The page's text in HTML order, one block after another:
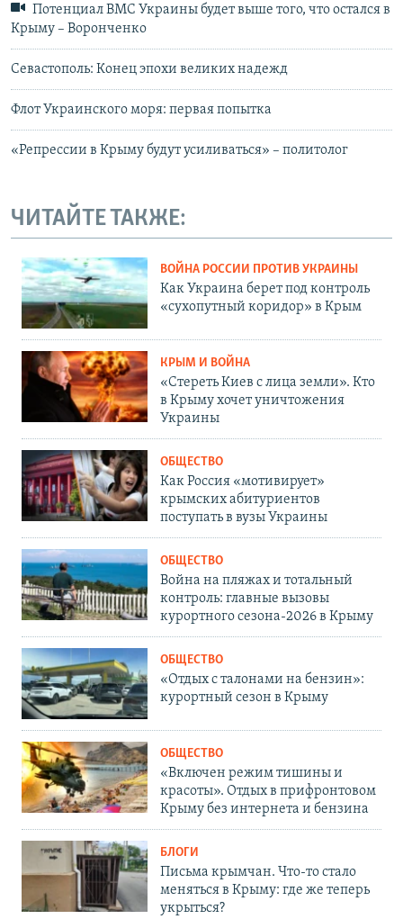
Потенциал ВМС Украины будет выше того, что остался в
Крыму – Воронченко
Севастополь: Конец эпохи великих надежд
Флот Украинского моря: первая попытка
«Репрессии в Крыму будут усиливаться» – политолог
ЧИТАЙТЕ ТАКЖЕ:
ВОЙНА РОССИИ ПРОТИВ УКРАИНЫ
Как Украина берет под контроль
«сухопутный коридор» в Крым
КРЫМ И ВОЙНА
«Стереть Киев с лица земли». Кто
в Крыму хочет уничтожения
Украины
ОБЩЕСТВО
Как Россия «мотивирует»
крымских абитуриентов
поступать в вузы Украины
ОБЩЕСТВО
Война на пляжах и тотальный
контроль: главные вызовы
курортного сезона-2026 в Крыму
ОБЩЕСТВО
«Отдых с талонами на бензин»:
курортный сезон в Крыму
ОБЩЕСТВО
«Включен режим тишины и
красоты». Отдых в прифронтовом
Крыму без интернета и бензина
БЛОГИ
Письма крымчан. Что-то стало
меняться в Крыму: где же теперь
укрыться?